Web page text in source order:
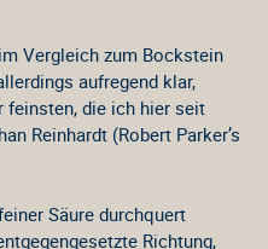
Vergleich zum Bockstein
aufregend klar,
feinsten, die ich hier seit
Reinhardt (Robert Parker’s
Säure durchquert
Richtung,